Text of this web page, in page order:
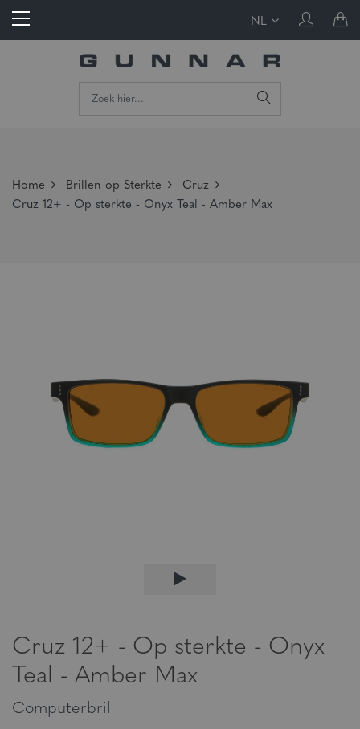
NL
Home Brillen op Sterkte
Cruz
Cruz 12+ - Op sterkte - Onyx Teal - Amber Max
Cruz 12+ - Op sterkte - Onyx
Teal - Amber Max
Computerbril